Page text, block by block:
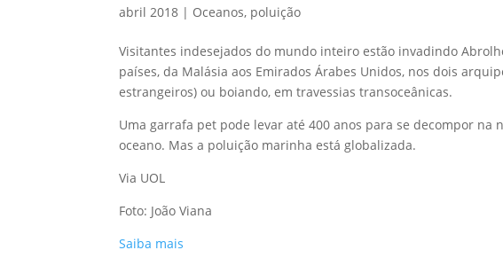
abril 2018 | Oceanos, poluição
Visitantes indesejados do mundo inteiro estão invadindo
países, da Malásia aos Emirados Árabes Unidos, nos dois
estrangeiros) ou boiando, em travessias transoceânicas.
Uma garrafa pet pode levar até 400 anos para se decompor
oceano. Mas a poluição marinha está globalizada.
Via UOL
Foto: João Viana
Saiba mais